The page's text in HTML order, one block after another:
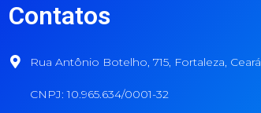
Contatos
Rua Antônio Botelho, 715, Fortaleza, Ceará
CNPJ: 10.965.634/0001-32